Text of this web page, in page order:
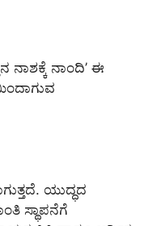
ನಾಶಕ್ಕೆ ನಾಂದಿ’ ಈ
ಯುದ್ಧದ
ಸ್ಥಾಪನೆಗೆ